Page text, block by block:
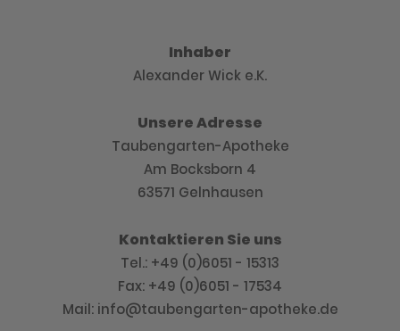
Inhaber
Alexander Wick e.K.
Unsere Adresse
Taubengarten-Apotheke
Am Bocksborn 4
63571 Gelnhausen
Kontaktieren Sie uns
Tel.: +49 (0)6051 - 15313
Fax: +49 (0)6051 - 17534
Mail: info@taubengarten-apotheke.de